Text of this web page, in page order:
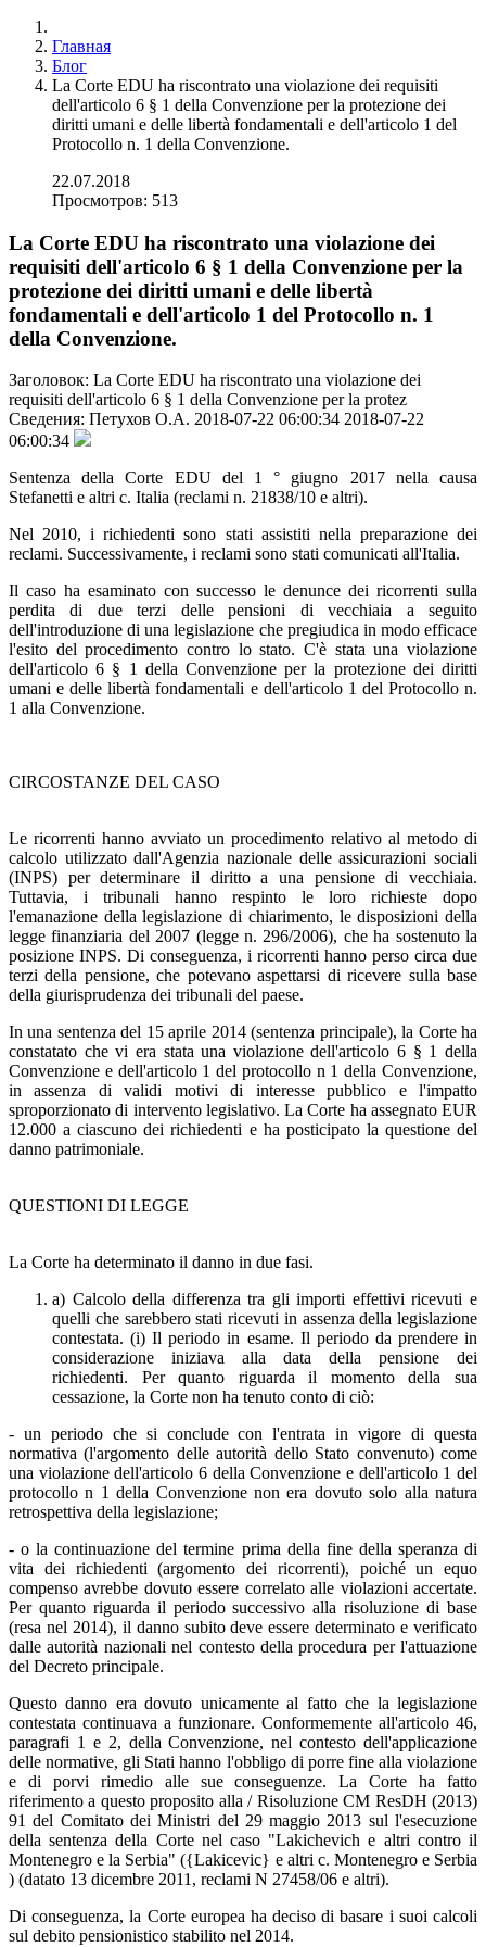
Главная
Блог
La Corte EDU ha riscontrato una violazione dei requisiti
dell'articolo 6 § 1 della Convenzione per la protezione dei
diritti umani e delle libertà fondamentali e dell'articolo 1 del
Protocollo n. 1 della Convenzione.
22.07.2018
Просмотров: 513
La Corte EDU ha riscontrato una violazione dei
requisiti dell'articolo 6 § 1 della Convenzione per la
protezione dei diritti umani e delle libertà
fondamentali e dell'articolo 1 del Protocollo n. 1
della Convenzione.
Заголовок: La Corte EDU ha riscontrato una violazione dei
requisiti dell'articolo 6 § 1 della Convenzione per la protez
Сведения: Петухов О.А. 2018-07-22 06:00:34 2018-07-22
06:00:34
Sentenza della Corte EDU del 1 ° giugno 2017 nella causa
Stefanetti e altri c. Italia (reclami n. 21838/10 e altri).
Nel 2010, i richiedenti sono stati assistiti nella preparazione dei
reclami. Successivamente, i reclami sono stati comunicati all'Italia.
Il caso ha esaminato con successo le denunce dei ricorrenti sulla
perdita di due terzi delle pensioni di vecchiaia a seguito
dell'introduzione di una legislazione che pregiudica in modo efficace
l'esito del procedimento contro lo stato. C'è stata una violazione
dell'articolo 6 § 1 della Convenzione per la protezione dei diritti
umani e delle libertà fondamentali e dell'articolo 1 del Protocollo n.
1 alla Convenzione.
CIRCOSTANZE DEL CASO
Le ricorrenti hanno avviato un procedimento relativo al metodo di
calcolo utilizzato dall'Agenzia nazionale delle assicurazioni sociali
(INPS) per determinare il diritto a una pensione di vecchiaia.
Tuttavia, i tribunali hanno respinto le loro richieste dopo
l'emanazione della legislazione di chiarimento, le disposizioni della
legge finanziaria del 2007 (legge n. 296/2006), che ha sostenuto la
posizione INPS. Di conseguenza, i ricorrenti hanno perso circa due
terzi della pensione, che potevano aspettarsi di ricevere sulla base
della giurisprudenza dei tribunali del paese.
In una sentenza del 15 aprile 2014 (sentenza principale), la Corte ha
constatato che vi era stata una violazione dell'articolo 6 § 1 della
Convenzione e dell'articolo 1 del protocollo n 1 della Convenzione,
in assenza di validi motivi di interesse pubblico e l'impatto
sproporzionato di intervento legislativo. La Corte ha assegnato EUR
12.000 a ciascuno dei richiedenti e ha posticipato la questione del
danno patrimoniale.
QUESTIONI DI LEGGE
La Corte ha determinato il danno in due fasi.
a) Calcolo della differenza tra gli importi effettivi ricevuti e
quelli che sarebbero stati ricevuti in assenza della legislazione
contestata. (i) Il periodo in esame. Il periodo da prendere in
considerazione iniziava alla data della pensione dei
richiedenti. Per quanto riguarda il momento della sua
cessazione, la Corte non ha tenuto conto di ciò:
- un periodo che si conclude con l'entrata in vigore di questa
normativa (l'argomento delle autorità dello Stato convenuto) come
una violazione dell'articolo 6 della Convenzione e dell'articolo 1 del
protocollo n 1 della Convenzione non era dovuto solo alla natura
retrospettiva della legislazione;
- o la continuazione del termine prima della fine della speranza di
vita dei richiedenti (argomento dei ricorrenti), poiché un equo
compenso avrebbe dovuto essere correlato alle violazioni accertate.
Per quanto riguarda il periodo successivo alla risoluzione di base
(resa nel 2014), il danno subito deve essere determinato e verificato
dalle autorità nazionali nel contesto della procedura per l'attuazione
del Decreto principale.
Questo danno era dovuto unicamente al fatto che la legislazione
contestata continuava a funzionare. Conformemente all'articolo 46,
paragrafi 1 e 2, della Convenzione, nel contesto dell'applicazione
delle normative, gli Stati hanno l'obbligo di porre fine alla violazione
e di porvi rimedio alle sue conseguenze. La Corte ha fatto
riferimento a questo proposito alla / Risoluzione CM ResDH (2013)
91 del Comitato dei Ministri del 29 maggio 2013 sul l'esecuzione
della sentenza della Corte nel caso "Lakichevich e altri contro il
Montenegro e la Serbia" ({Lakicevic} e altri c. Montenegro e Serbia
) (datato 13 dicembre 2011, reclami N 27458/06 e altri).
Di conseguenza, la Corte europea ha deciso di basare i suoi calcoli
sul debito pensionistico stabilito nel 2014.